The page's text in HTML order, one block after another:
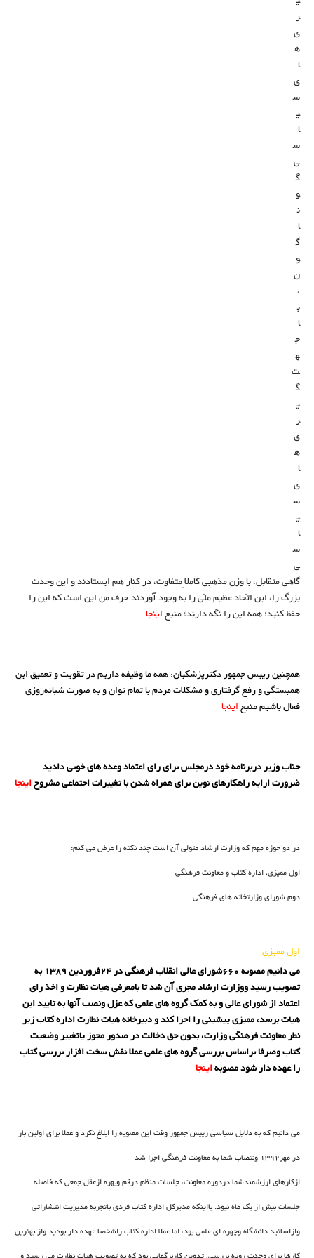
ر
ی‌
ه
ا
ی
س
ی
ا
س
ی
گ
و
ن
ا
گ
و
ن
،
ب
ا
ج
ه
ت‌
گ
ی
ر
ی‌
ه
ا
ی
س
ی
ا
س
یِ
گاهی متقابل، با وزن مذهبی کاملاً متفاوت، در کنار هم ایستادند و این وحدت
بزرگ را، این اتّحاد عظیم ملّی را به وجود آوردند.حرف من این است که این را
حفظ کنید؛ همه این را نگه دارند؛ منبع اینجا
همچنین رییس جمهور دکترپزشکیان: همه ما وظیفه داریم در تقویت و تعمیق این
همبستگی و رفع گرفتاری و مشکلات مردم با تمام توان و به صورت شبانه‌روزی
فعال باشیم منبع اینجا
جناب وزیر دربرنامه خود درمجلس برای رای اعتماد وعده های خوبی دادید
ضرورت ارایه راهکارهای نوین برای همراه شدن با تغییرات اجتماعی مشروح اینجا
در دو حوزه مهم که وزارت ارشاد متولی آن است چند نکته را عرض می کنم:
اول ممیزی، اداره کتاب و معاونت فرهنگی
دوم شورای وزارتخانه های فرهنگی
اول ممیزی
می دانیم مصوبه 660شورای عالی انقلاب فرهنگی در 24فروردین 1389 به
تصویب رسید ووزارت ارشاد مجری آن شد تا بامعرفی هیات نظارت و اخذ رای
اعتماد از شورای عالی و به کمک گروه های علمی که عزل ونصب آنها به تایید این
هیات برسد، ممیزی پیشینی را اجرا کند و دبیرخانه هیات نظارت اداره کتاب زیر
نظر معاونت فرهنگی وزارت، بدون حق دخالت در صدور مجوز یاتغییر وضعیت
کتاب وصرفا براساس بررسی گروه های علمی عملا نقش سخت افزار بررسی کتاب
را عهده دار شود مصوبه اینجا
می دانیم که به دلایل سیاسی رییس جمهور وقت این مصوبه را ابلاغ نکرد و عملا برای اولین بار
در مهر1392 ونتصاب شما به معاونت فرهنگی اجرا شد
ازکارهای ارزشمندشما دردوره معاونت، جلسات منظم درقم وبهره ازعقل جمعی که فاصله
جلسات بیش از یک ماه نبود. بااینکه مدیرکل اداره کتاب فردی باتجربه مدیریت انتشاراتی
وازاساتید دانشگاه وچهره ای علمی بود، اما عملا اداره کتاب راشخصا عهده دار بودید واز بهترین